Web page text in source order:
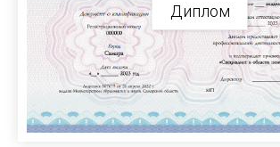
Диплом